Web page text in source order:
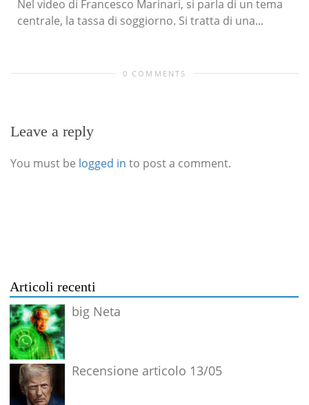
Nel video di Francesco Marinari, si parla di un tema
centrale, la tassa di soggiorno. ​Si tratta di una...
0 COMMENTS
Leave a reply
You must be logged in to post a comment.
Articoli recenti
big Neta
Recensione articolo 13/05